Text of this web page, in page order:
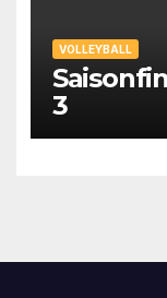
VOLLEYBALL
3